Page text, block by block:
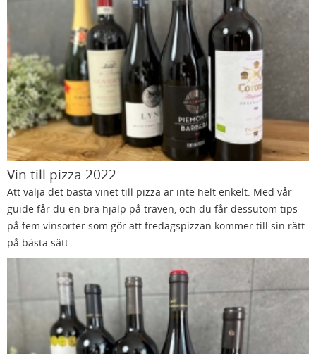
Vin till pizza 2022
Att välja det bästa vinet till pizza är inte helt enkelt. Med vår
guide får du en bra hjälp på traven, och du får dessutom tips
på fem vinsorter som gör att fredagspizzan kommer till sin rätt
på bästa sätt.